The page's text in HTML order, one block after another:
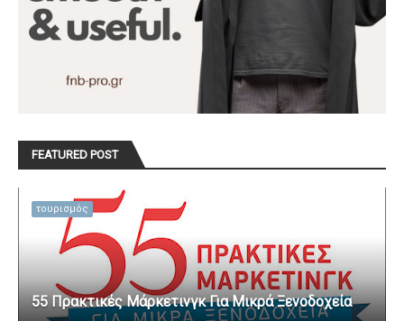
FEATURED POST
τουρισμός
55 Πρακτικές Μάρκετινγκ Για Μικρά Ξενοδοχεία